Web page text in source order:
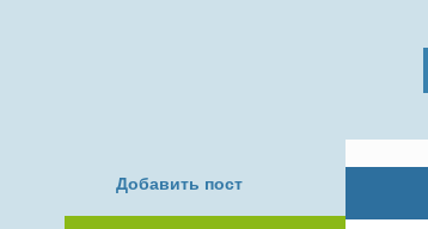
Добавить пост